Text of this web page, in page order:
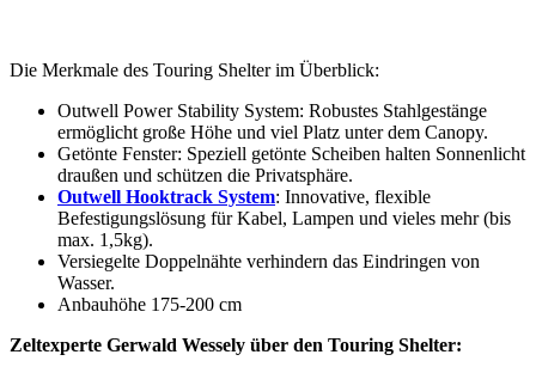
Die Merkmale des Touring Shelter im Überblick:
Outwell Power Stability System: Robustes Stahlgestänge
ermöglicht große Höhe und viel Platz unter dem Canopy.
Getönte Fenster: Speziell getönte Scheiben halten Sonnenlicht
draußen und schützen die Privatsphäre.
Outwell Hooktrack System: Innovative, flexible
Befestigungslösung für Kabel, Lampen und vieles mehr (bis
max. 1,5kg).
Versiegelte Doppelnähte verhindern das Eindringen von
Wasser.
Anbauhöhe 175-200 cm
Zeltexperte Gerwald Wessely über den Touring Shelter: